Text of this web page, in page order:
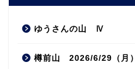
ゆうさんの山 Ⅳ
樽前山 2026/6/29（月）